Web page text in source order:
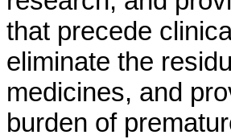
that precede
eliminate the
medicines, and
burden of